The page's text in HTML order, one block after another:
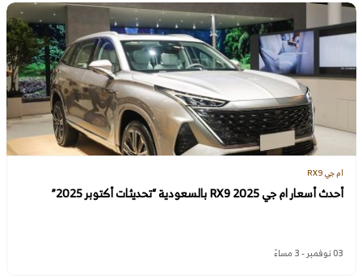
ام جي RX9
أحدث أسعار ام جي RX9 2025 بالسعودية “تحديثات أكتوبر 2025”
03 نوفمبر - 3 مساءً